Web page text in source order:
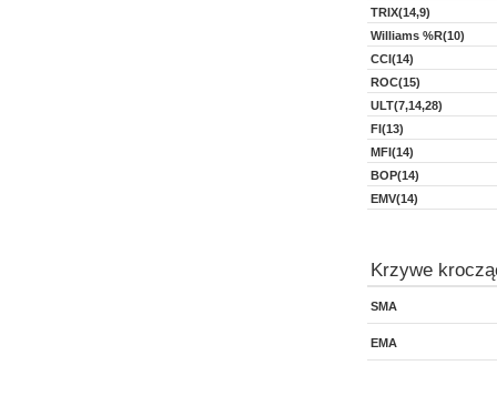
TRIX(14,9)
Williams %R(10)
CCI(14)
ROC(15)
ULT(7,14,28)
FI(13)
MFI(14)
BOP(14)
EMV(14)
Krzywe
SMA
EMA